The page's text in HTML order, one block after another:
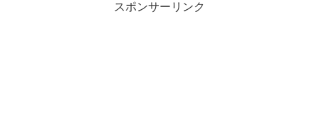
スポンサーリンク